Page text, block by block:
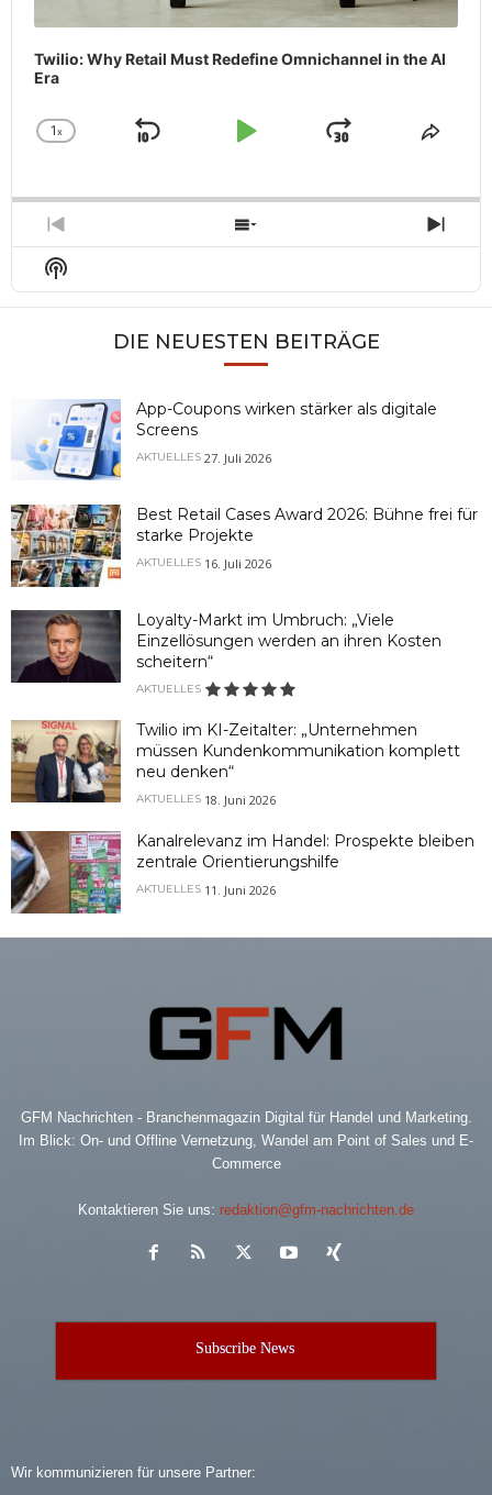
Twilio: Why Retail Must Redefine Omnichannel in the AI
Era
Change
1x
Skip
Play
Jump
Share
Previous
Episode
Show
Episodes
Next
Show
Podcast
Information
DIE NEUESTEN BEITRÄGE
App-Coupons wirken stärker als digitale
Screens
AKTUELLES 27. Juli 2026
Best Retail Cases Award 2026: Bühne frei für
starke Projekte
AKTUELLES 16. Juli 2026
Loyalty-Markt im Umbruch: „Viele
Einzellösungen werden an ihren Kosten
scheitern“
AKTUELLES
Twilio im KI-Zeitalter: „Unternehmen
müssen Kundenkommunikation komplett
neu denken“
AKTUELLES 18. Juni 2026
Kanalrelevanz im Handel: Prospekte bleiben
zentrale Orientierungshilfe
AKTUELLES 11. Juni 2026
GFM Nachrichten - Branchenmagazin Digital für Handel und Marketing.
Im Blick: On- und Offline Vernetzung, Wandel am Point of Sales und E-
Commerce
Kontaktieren Sie uns: redaktion@gfm-nachrichten.de
Subscribe News
Wir kommunizieren für unsere Partner: